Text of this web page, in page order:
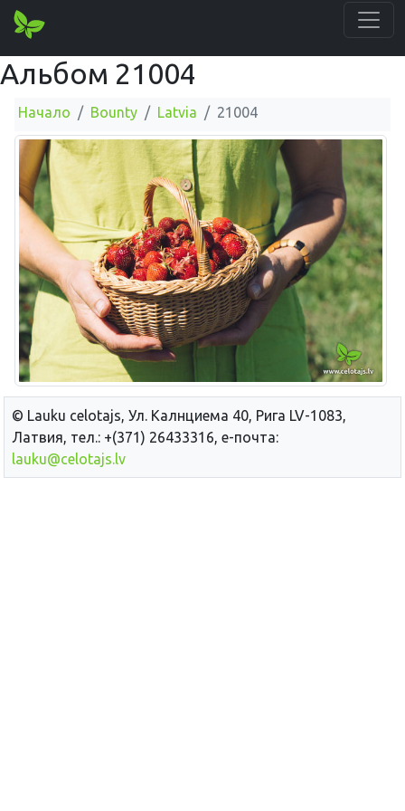
Альбом 21004
Начало Bounty Latvia 21004
© Lauku сelotajs, Ул. Калнциема 40, Рига LV-1083,
Латвия, тел.: +(371) 26433316, е-почта:
lauku@celotajs.lv